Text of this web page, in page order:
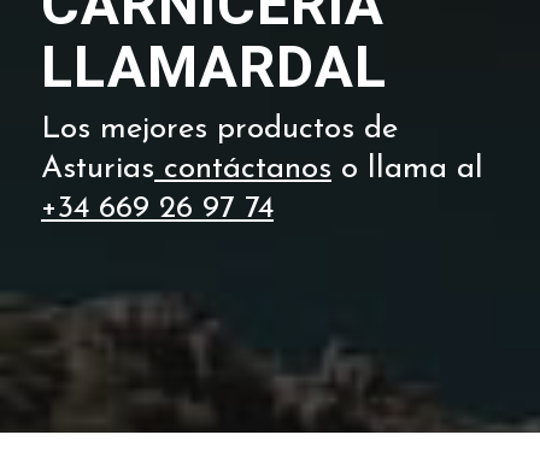
LLAMARDAL
Los mejores productos de
Asturias contáctanos o llama al
+34 669 26 97 74